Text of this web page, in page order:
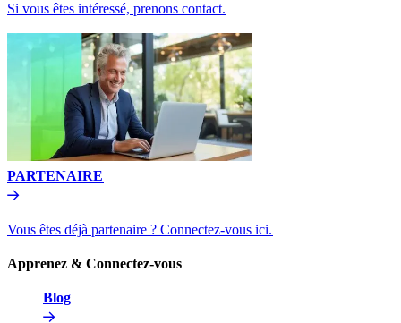
Si vous êtes intéressé, prenons contact.​​
PARTENAIRE​​
Vous êtes déjà partenaire ? Connectez-vous ici.​​
Apprenez & Connectez-vous​​
Blog​​